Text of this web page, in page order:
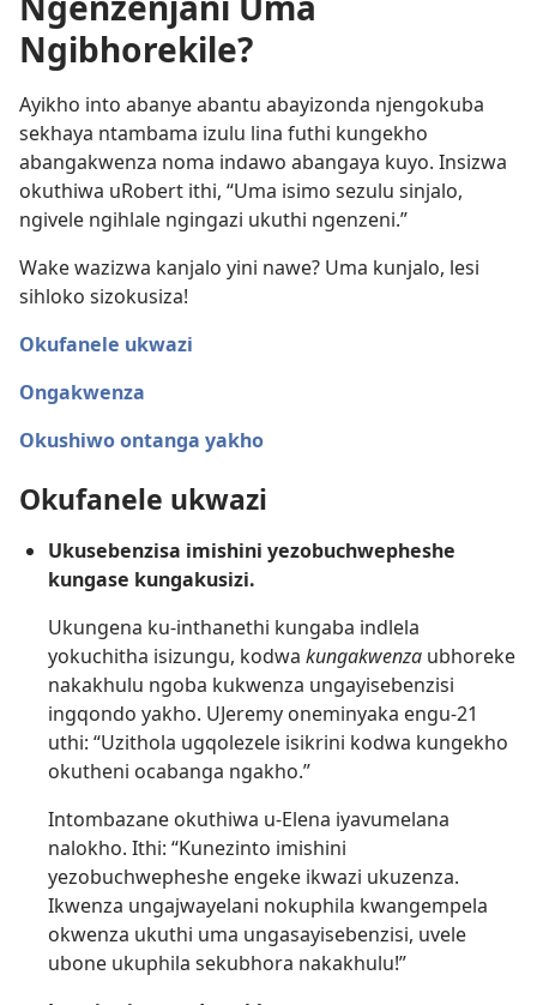
Ngibhorekile?
Ayikho into abanye abantu abayizonda njengokuba
sekhaya ntambama izulu lina futhi kungekho
abangakwenza noma indawo abangaya kuyo. Insizwa
okuthiwa uRobert ithi, “Uma isimo sezulu sinjalo,
ngivele ngihlale ngingazi ukuthi ngenzeni.”
Wake wazizwa kanjalo yini nawe? Uma kunjalo, lesi
sihloko sizokusiza!
Okufanele ukwazi
Ongakwenza
Okushiwo ontanga yakho
Okufanele ukwazi
Ukusebenzisa imishini yezobuchwepheshe
kungase kungakusizi.
Ukungena ku-inthanethi kungaba indlela
yokuchitha isizungu, kodwa kungakwenza ubhoreke
nakakhulu ngoba kukwenza ungayisebenzisi
ingqondo yakho. UJeremy oneminyaka engu-21
uthi: “Uzithola ugqolezele isikrini kodwa kungekho
okutheni ocabanga ngakho.”
Intombazane okuthiwa u-Elena iyavumelana
nalokho. Ithi: “Kunezinto imishini
yezobuchwepheshe engeke ikwazi ukuzenza.
Ikwenza ungajwayelani nokuphila kwangempela
okwenza ukuthi uma ungasayisebenzisi, uvele
ubone ukuphila sekubhora nakakhulu!”